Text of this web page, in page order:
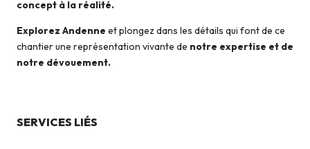
concept à la réalité.
Explorez Andenne et plongez dans les détails qui font de ce
chantier une représentation vivante de notre expertise et de
notre dévouement.
SERVICES LIÉS